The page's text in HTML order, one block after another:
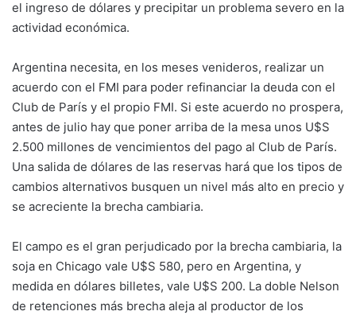
el ingreso de dólares y precipitar un problema severo en la
actividad económica.
Argentina necesita, en los meses venideros, realizar un
acuerdo con el FMI para poder refinanciar la deuda con el
Club de París y el propio FMI. Si este acuerdo no prospera,
antes de julio hay que poner arriba de la mesa unos U$S
2.500 millones de vencimientos del pago al Club de París.
Una salida de dólares de las reservas hará que los tipos de
cambios alternativos busquen un nivel más alto en precio y
se acreciente la brecha cambiaria.
El campo es el gran perjudicado por la brecha cambiaria, la
soja en Chicago vale U$S 580, pero en Argentina, y
medida en dólares billetes, vale U$S 200. La doble Nelson
de retenciones más brecha aleja al productor de los